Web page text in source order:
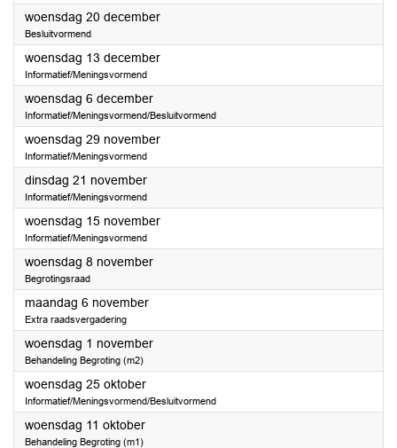
woensdag 20 december2023
Besluitvormend
woensdag 13 december2023
Informatief/Meningsvormend
woensdag 6 december2023
Informatief/Meningsvormend/Besluitvormend
woensdag 29 november2023
Informatief/Meningsvormend
dinsdag 21 november2023
Informatief/Meningsvormend
woensdag 15 november2023
Informatief/Meningsvormend
woensdag 8 november2023
Begrotingsraad
maandag 6 november2023
Extra raadsvergadering
woensdag 1 november2023
Behandeling Begroting (m2)
woensdag 25 oktober2023
Informatief/Meningsvormend/Besluitvormend
woensdag 11 oktober2023
Behandeling Begroting (m1)